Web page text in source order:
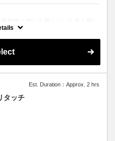
トメニュー☆
Est. Duration：Approx. 2 hrs
タッチ